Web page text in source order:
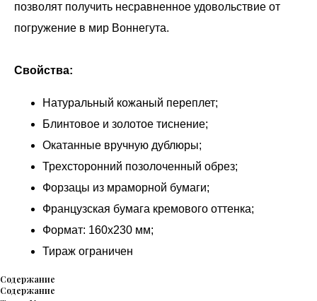
позволят получить несравненное удовольствие от
погружение в мир Воннегута.
Свойства:
Натуральный кожаный переплет;
Блинтовое и золотое тиснение;
Окатанные вручную дублюры;
Трехсторонний позолоченный обрез;
Форзацы из мраморной бумаги;
Французская бумага кремового оттенка;
Формат: 160х230 мм;
Тираж ограничен
Содержание
Содержание